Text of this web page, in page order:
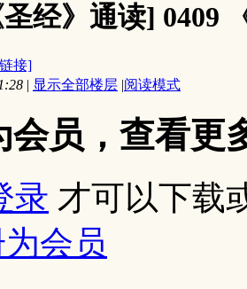
经》通读] 0409
接]
| 显示全部楼层 |阅读模式
会员，查看更
录 才可以下载
会员